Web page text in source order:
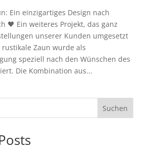
Ein einzigartiges Design nach
🖤 Ein weiteres Projekt, das ganz
unserer Kunden umgesetzt
Zaun wurde als
speziell nach den Wünschen des
Die Kombination aus...
Suchen